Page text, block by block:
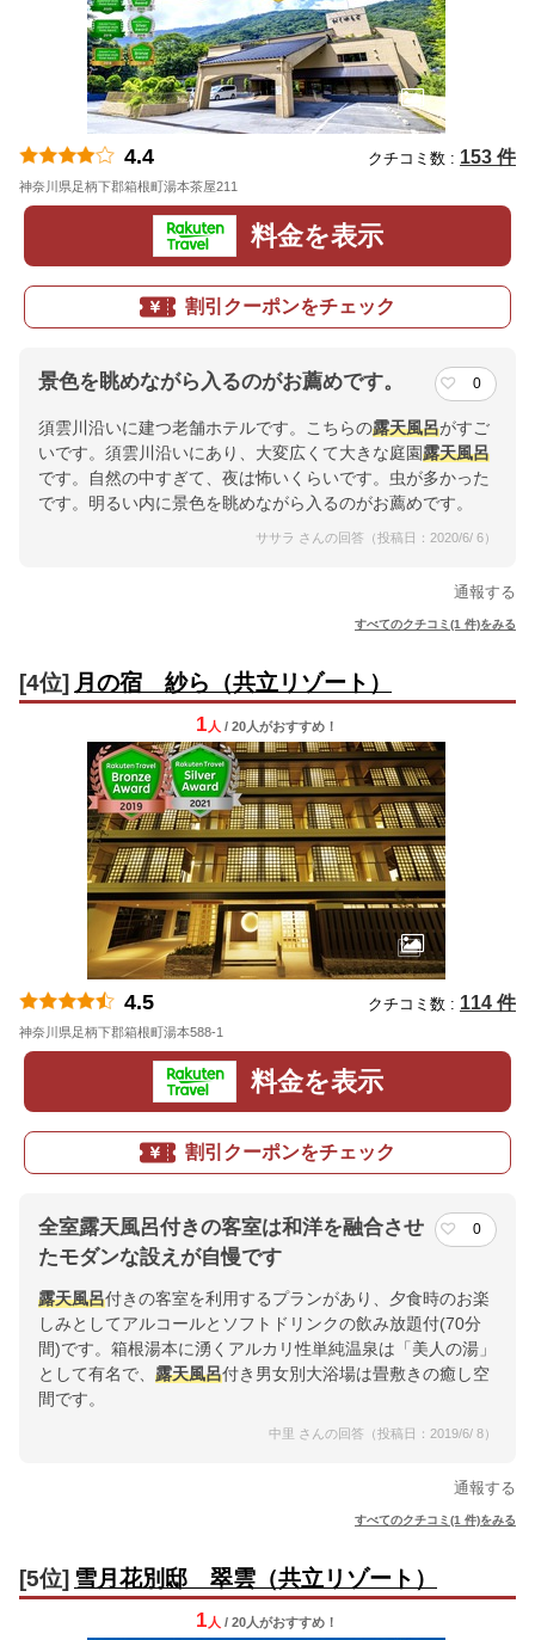
4.4 クチコミ数 : 153 件
神奈川県足柄下郡箱根町湯本茶屋211
料金を表示
割引クーポンをチェック
景色を眺めながら入るのがお薦めです。 0
須雲川沿いに建つ老舗ホテルです。こちらの露天風呂がすご
いです。須雲川沿いにあり、大変広くて大きな庭園露天風呂
です。自然の中すぎて、夜は怖いくらいです。虫が多かった
です。明るい内に景色を眺めながら入るのがお薦めです。
ササラ さんの回答（投稿日：2020/6/ 6）
通報する
すべてのクチコミ(1 件)をみる
[4位] 月の宿 紗ら（共立リゾート）
1 人 / 20人がおすすめ！
4.5 クチコミ数 : 114 件
神奈川県足柄下郡箱根町湯本588-1
料金を表示
割引クーポンをチェック
全室露天風呂付きの客室は和洋を融合させ
たモダンな設えが自慢です
0
露天風呂付きの客室を利用するプランがあり、夕食時のお楽
しみとしてアルコールとソフトドリンクの飲み放題付(70分
間)です。箱根湯本に湧くアルカリ性単純温泉は「美人の湯」
として有名で、 露天風呂付き男女別大浴場は畳敷きの癒し空
間です。
中里 さんの回答（投稿日：2019/6/ 8）
通報する
すべてのクチコミ(1 件)をみる
[5位] 雪月花別邸 翠雲（共立リゾート）
1 人 / 20人がおすすめ！